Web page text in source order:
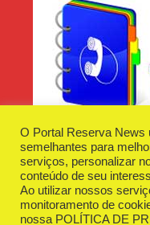
Desenvolvido e
Reserva News
O Portal Reserva News
semelhantes para
serviços, personalizar
conteúdo de seu
Ao utilizar nossos
monitoramento de
nossa POLÍTICA DE